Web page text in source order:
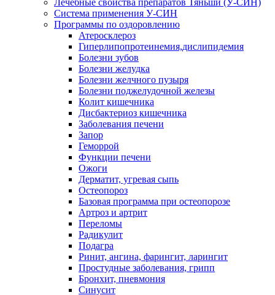
Система применения У-СИН
Программы по оздоровлению
Атеросклероз
Гиперлипопротеинемия,дислипидемия
Болезни зубов
Болезни желудка
Болезни желчного пузыря
Болезни поджелудочной железы
Колит кишечника
Дисбактериоз кишечника
Заболевания печени
Запор
Геморрой
Функции печени
Ожоги
Дерматит, угревая сыпь
Остеопороз
Базовая программа при остеопорозе
Артроз и артрит
Переломы
Радикулит
Подагра
Ринит, ангина, фарингит, ларингит
Простудные заболевания, грипп
Бронхит, пневмония
Синусит